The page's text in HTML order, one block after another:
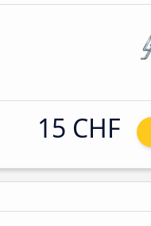
15 CHF